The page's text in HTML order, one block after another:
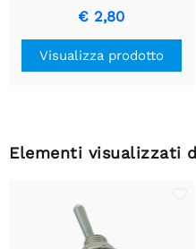
precisione per interruttori
a pulsante in miniatura.
€ 2,80
Visualizza prodotto
Elementi visualizzati